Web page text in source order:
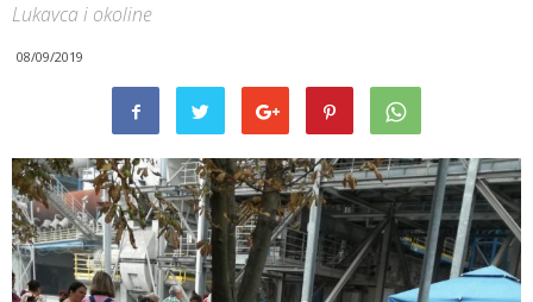
Lukavca i okoline
08/09/2019